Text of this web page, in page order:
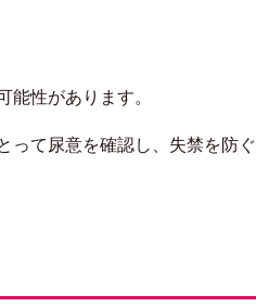
性があります。
って尿意を確認し、失禁を防ぐ